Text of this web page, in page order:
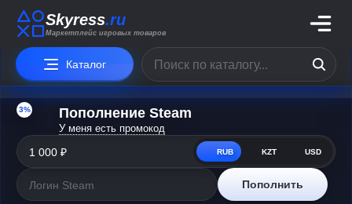
Skyress.ru
Маркетплейс игровых товаров
Каталог
3% Пополнение Steam
У меня есть промокод
RUB KZT USD
Пополнить